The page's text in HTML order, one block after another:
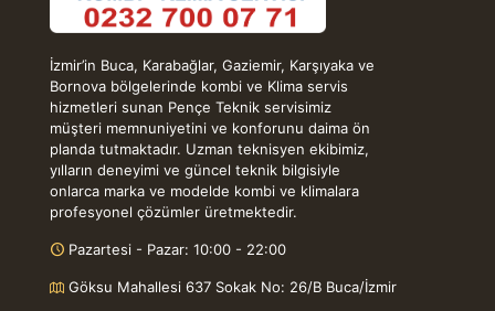
İzmir’in Buca, Karabağlar, Gaziemir, Karşıyaka ve
Bornova bölgelerinde kombi ve Klima servis
hizmetleri sunan Pençe Teknik servisimiz
müşteri memnuniyetini ve konforunu daima ön
planda tutmaktadır. Uzman teknisyen ekibimiz,
yılların deneyimi ve güncel teknik bilgisiyle
onlarca marka ve modelde kombi ve klimalara
profesyonel çözümler üretmektedir.
Pazartesi - Pazar: 10:00 - 22:00
Göksu Mahallesi 637 Sokak No: 26/B Buca/İzmir